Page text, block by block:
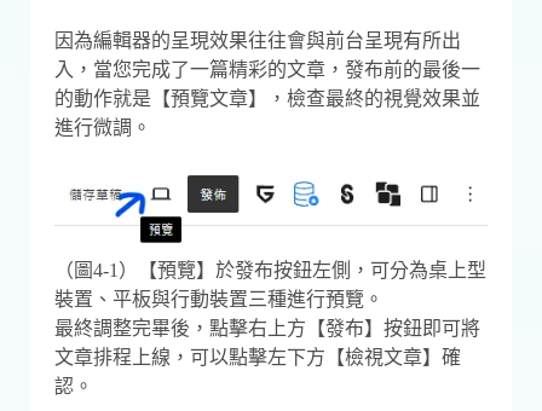
因為編輯器的呈現效果往往會與前台呈現有所出
入，當您完成了一篇精彩的文章，發布前的最後一
的動作就是【預覽文章】，檢查最終的視覺效果並
進行微調。
（圖4-1）【預覽】於發布按鈕左側，可分為桌上型
裝置、平板與行動裝置三種進行預覽。
最終調整完畢後，點擊右上方【發布】按鈕即可將
文章排程上線，可以點擊左下方【檢視文章】確
認。